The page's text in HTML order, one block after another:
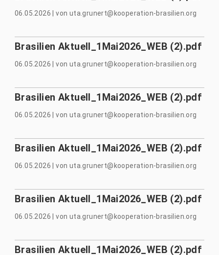
06.05.2026 |von uta.grunert@kooperation-brasilien.org
Brasilien Aktuell_1Mai2026_WEB (2).pdf
06.05.2026 |von uta.grunert@kooperation-brasilien.org
Brasilien Aktuell_1Mai2026_WEB (2).pdf
06.05.2026 |von uta.grunert@kooperation-brasilien.org
Brasilien Aktuell_1Mai2026_WEB (2).pdf
06.05.2026 |von uta.grunert@kooperation-brasilien.org
Brasilien Aktuell_1Mai2026_WEB (2).pdf
06.05.2026 |von uta.grunert@kooperation-brasilien.org
Brasilien Aktuell_1Mai2026_WEB (2).pdf